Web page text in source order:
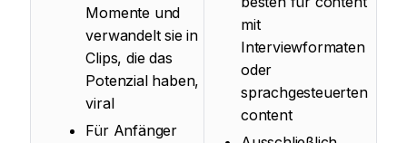
Momente und
verwandelt sie in
Clips, die das
Potenzial haben,
viral
Für Anfänger
mit
Interviewformaten
oder
sprachgesteuerten
content